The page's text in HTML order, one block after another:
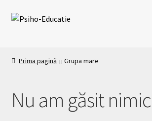
Formular de înscriere cursuri
Prima pagină Grupa mare
Nu am găsit nimic